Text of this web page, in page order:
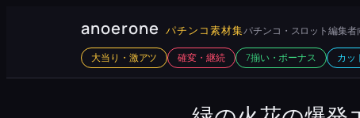
anoerone パチンコ素材集パチンコ・スロット編集者
大当り・激アツ
確変・継続 7揃い・ボーナス カッ